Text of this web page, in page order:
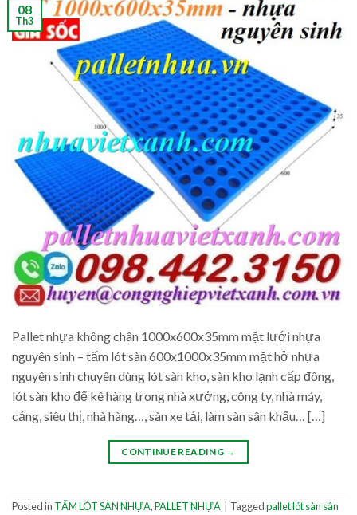
08
Th3
Pallet nhựa không chân 1000x600x35mm mặt lưới nhựa
nguyên sinh – tấm lót sàn 600x1000x35mm mặt hở nhựa
nguyên sinh chuyên dùng lót sàn kho, sàn kho lạnh cấp đông,
lót sàn kho để kê hàng trong nhà xưởng, công ty, nhà máy,
cảng, siêu thị, nhà hàng…, sàn xe tải, làm sàn sân khấu… […]
CONTINUE READING →
Posted in TẤM LÓT SÀN NHỰA,PALLET NHỰA Taggedpallet lót sàn sân